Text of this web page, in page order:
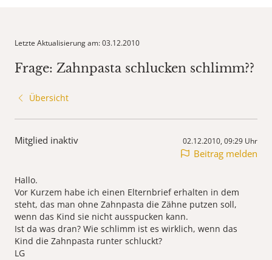
Letzte Aktualisierung am: 03.12.2010
Frage: Zahnpasta schlucken schlimm??
Übersicht
Mitglied inaktiv 02.12.2010, 09:29 Uhr
Beitrag melden
Hallo.
Vor Kurzem habe ich einen Elternbrief erhalten in dem
steht, das man ohne Zahnpasta die Zähne putzen soll,
wenn das Kind sie nicht ausspucken kann.
Ist da was dran? Wie schlimm ist es wirklich, wenn das
Kind die Zahnpasta runter schluckt?
LG